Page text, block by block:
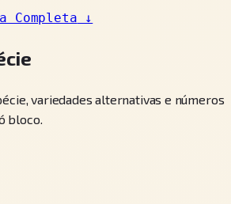
Completa ↓
variedades alternativas e números
bloco.